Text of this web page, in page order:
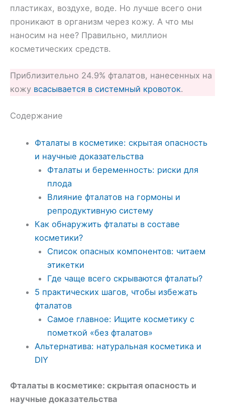
пластиках, воздухе, воде. Но лучше всего они
проникают в организм через кожу. А что мы
наносим на нее? Правильно, миллион
косметических средств.
Приблизительно 24.9% фталатов, нанесенных на
кожу всасывается в системный кровоток.
Содержание
Фталаты в косметике: скрытая опасность
и научные доказательства
Фталаты и беременность: риски для
плода
Влияние фталатов на гормоны и
репродуктивную систему
Как обнаружить фталаты в составе
косметики?
Список опасных компонентов: читаем
этикетки
Где чаще всего скрываются фталаты?
5 практических шагов, чтобы избежать
фталатов
Самое главное: Ищите косметику с
пометкой «без фталатов»
Альтернатива: натуральная косметика и
DIY
Фталаты в косметике: скрытая опасность и
научные доказательства